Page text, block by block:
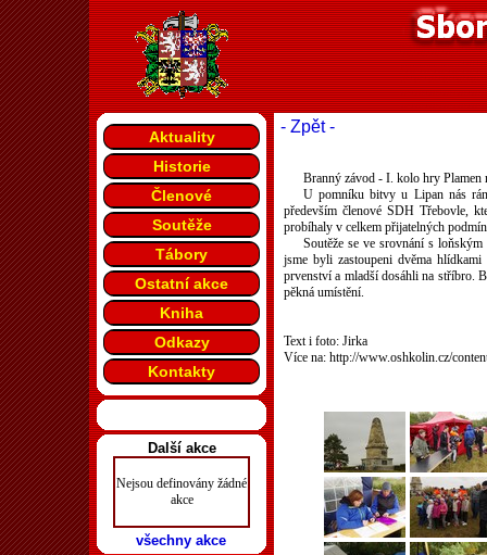
- Zpět -
Branný závod - I. kolo hry Plamen
U pomníku bitvy u Lipan nás
především členové SDH Třebovle,
probíhaly v celkem přijatelných
Soutěže se ve srovnání s
jsme byli zastoupeni dvěma
prvenství a mladší dosáhli na stříbro.
pěkná umístění.
Text i foto: Jirka
Více na: http://www.oshkolin.cz/
Aktuality
Historie
Členové
Soutěže
Tábory
Ostatní akce
Kniha
Odkazy
Kontakty
Další akce
Nejsou definovány žádné
akce
všechny akce